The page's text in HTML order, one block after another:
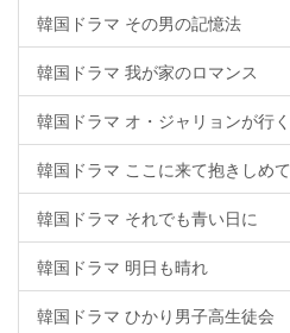
韓国ドラマ その男の記憶法
韓国ドラマ 我が家のロマンス
韓国ドラマ オ・ジャリョンが行く
韓国ドラマ ここに来て抱きしめて
韓国ドラマ それでも青い日に
韓国ドラマ 明日も晴れ
韓国ドラマ ひかり男子高生徒会